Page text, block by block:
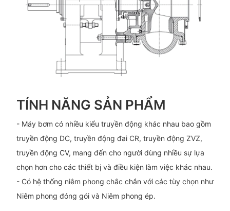
TÍNH NĂNG SẢN PHẨM
- Máy bơm có nhiều kiểu truyền động khác nhau bao gồm
truyền động DC, truyền động đai CR, truyền động ZVZ,
truyền động CV, mang đến cho người dùng nhiều sự lựa
chọn hơn cho các thiết bị và điều kiện làm việc khác nhau.
- Có hệ thống niêm phong chắc chắn với các tùy chọn như
Niêm phong đóng gói và Niêm phong ép.